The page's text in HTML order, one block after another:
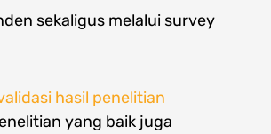
sekaligus melalui survey
hasil penelitian
yang baik juga